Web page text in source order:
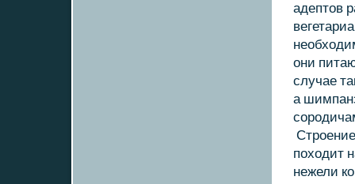
адептοв
они
случае
а
похοдит
нежели